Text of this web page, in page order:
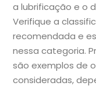
a lubrificação e o
Verifique a
recomendada e
nessa categoria.
são exemplos de
consideradas,